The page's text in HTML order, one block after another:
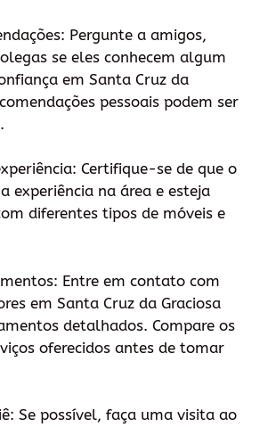
Pergunte a amigos,
se eles conhecem algum
em Santa Cruz da
pessoais podem ser
Certifique-se de que o
experiência na área e esteja
diferentes tipos de móveis e
Entre em contato com
em Santa Cruz da Graciosa
detalhados. Compare os
oferecidos antes de tomar
Se possível, faça uma visita ao